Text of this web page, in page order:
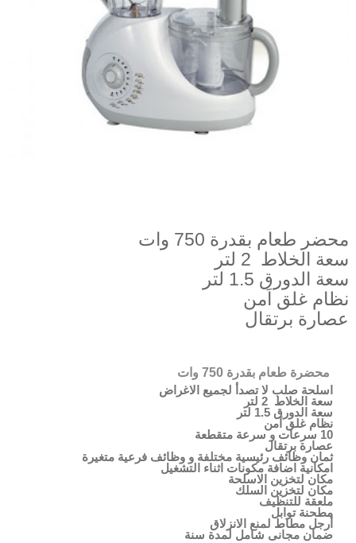
محضر طعام بقدرة 750 وات
سعة الخلاط 2 لتر
سعة الدورق 1.5 لتر
نظام غلق اَمن
عصارة برتقال
محضرة طعام بقدرة 750 وات
اسلحة صلب لا تصدأ لجميع الاغراض
سعة الخلاط 2 لتر
سعة الدورق 1.5 لتر
نظام غلق اَمن
10 سرعات و سرعة متقطعة
عصارة برتقال
ثمان وظائف رئيسية مختلفة و وظائف فرعية متغيرة
امكانية اضافة مكونات اثناء التشغيل
مكان لتخزين الاسلحة
مكان لتخزين السلك
ملعقة للتنظيف
مطحنة توابل
أرجل مطاط لمنع الانزلاق
ضمان مجانى شامل لمدة سنة